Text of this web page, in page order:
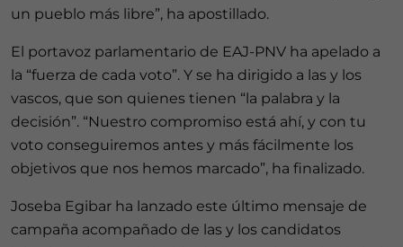
un pueblo más libre”, ha apostillado.
El portavoz parlamentario de EAJ-PNV ha apelado a
la “fuerza de cada voto”. Y se ha dirigido a las y los
vascos, que son quienes tienen “la palabra y la
decisión”. “Nuestro compromiso está ahí, y con tu
voto conseguiremos antes y más fácilmente los
objetivos que nos hemos marcado”, ha finalizado.
Joseba Egibar ha lanzado este último mensaje de
campaña acompañado de las y los candidatos